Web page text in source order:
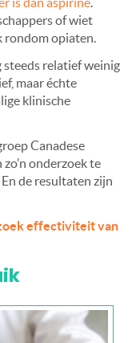
of wiet
rondom opiaten.
steeds relatief weinig
maar échte
klinische
Canadese
onderzoek te
de resultaten zijn
effectiviteit van